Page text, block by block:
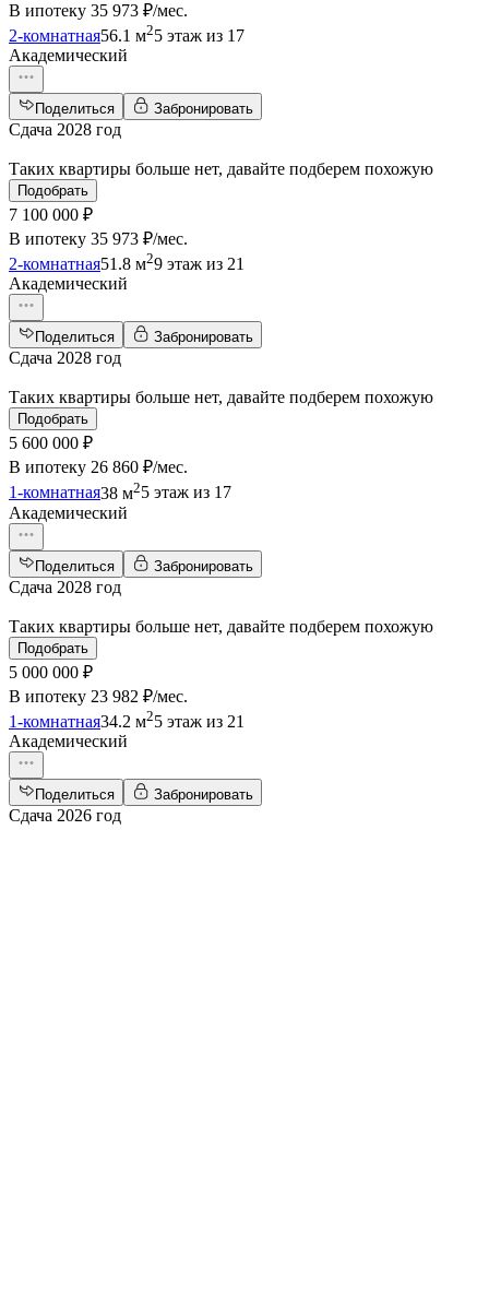
В ипотеку 35 973 ₽/мес.
2-комнатная56.1 м25 этаж из 17
Академический
Поделиться Забронировать
Сдача 2028 год
Таких квартиры больше нет, давайте подберем похожую
Подобрать
7 100 000 ₽
В ипотеку 35 973 ₽/мес.
2-комнатная51.8 м29 этаж из 21
Академический
Поделиться Забронировать
Сдача 2028 год
Таких квартиры больше нет, давайте подберем похожую
Подобрать
5 600 000 ₽
В ипотеку 26 860 ₽/мес.
1-комнатная38 м25 этаж из 17
Академический
Поделиться Забронировать
Сдача 2028 год
Таких квартиры больше нет, давайте подберем похожую
Подобрать
5 000 000 ₽
В ипотеку 23 982 ₽/мес.
1-комнатная34.2 м25 этаж из 21
Академический
Поделиться Забронировать
Сдача 2026 год